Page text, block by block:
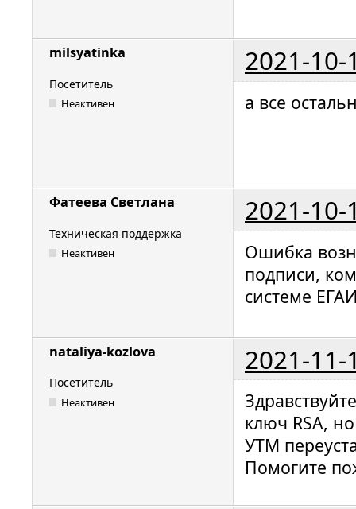
milsyatinka 2021-10-
Посетитель
Неактивен а все
Фатеева Светлана 2021-10-
Техническая поддержка
Неактивен
Ошибка
подписи,
системе
nataliya-kozlova 2021-11-
Посетитель
Неактивен
ключ RSA,
УТМ
Помогите